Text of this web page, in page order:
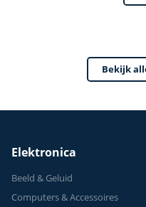
Bekijk
Elektronica
Beeld & Geluid
Computers & Accessoires